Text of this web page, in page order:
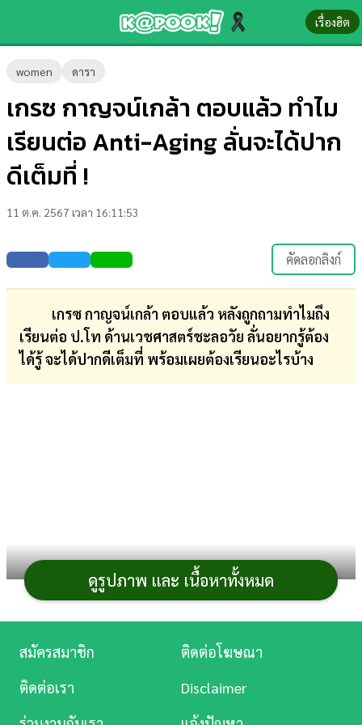
เรื่องฮิต
women ดารา
เกรซ กาญจน์เกล้า ตอบแล้ว ทำไม
เรียนต่อ Anti-Aging ลั่นจะได้ปาก
ดีเต็มที่ !
11 ต.ค. 2567 เวลา 16:11:53
คัดลอกลิงก์
เกรซ กาญจน์เกล้า ตอบแล้ว หลังถูกถามทำไมถึง
เรียนต่อ ป.โท ด้านเวชศาสตร์ชะลอวัย ลั่นอยากรู้ต้อง
ได้รู้ จะได้ปากดีเต็มที่ พร้อมเผยต้องเรียนอะไรบ้าง
ดูรูปภาพ และ เนื้อหาทั้งหมด
ข่าว-
ความ
รู้
บันเทิง
ตรวจ
หวย
บอล
สด
ดู
หนัง
สมัครสมาชิก
ติดต่อโฆษณา
ติดต่อเรา
Disclaimer